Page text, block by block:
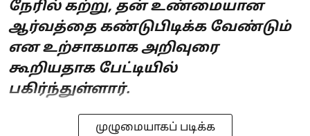
நேரில் கற்று, தன் உண்மையான
ஆர்வத்தை கண்டுபிடிக்க வேண்டும்
என உற்சாகமாக அறிவுரை
கூறியதாக பேட்டியில்
பகிர்ந்துள்ளார்.
முழுமையாகப் படிக்க